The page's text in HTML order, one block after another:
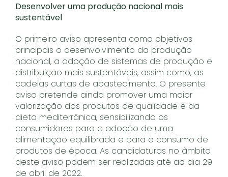
Desenvolver uma produção nacional mais
sustentável
O primeiro aviso apresenta como objetivos
principais o desenvolvimento da produção
nacional, a adoção de sistemas de produção e
distribuição mais sustentáveis, assim como, as
cadeias curtas de abastecimento. O presente
aviso pretende ainda promover uma maior
valorização dos produtos de qualidade e da
dieta mediterrânica, sensibilizando os
consumidores para a adoção de uma
alimentação equilibrada e para o consumo de
produtos de época. As candidaturas no âmbito
deste aviso podem ser realizadas até ao dia 29
de abril de 2022.